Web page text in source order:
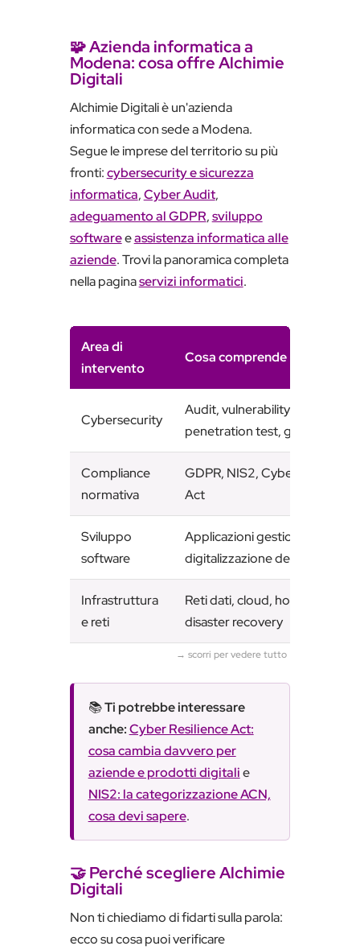
🧩 Azienda informatica a
Modena: cosa offre Alchimie
Digitali
Alchimie Digitali è un'azienda
informatica con sede a Modena.
Segue le imprese del territorio su più
fronti:cybersecurity e sicurezza
informatica,Cyber Audit,
adeguamento al GDPR,sviluppo
softwareeassistenza informatica alle
aziende. Trovi la panoramica completa
nella paginaservizi informatici.
Area di
intervento
Cosa comprende
Cybersecurity
Audit, vulnerability
penetration test, gestione
Compliance
normativa
GDPR, NIS2, Cyber Resilience
Act
Sviluppo
software
Applicazioni gestionali,
digitalizzazione dei processi
Infrastruttura
e reti
Reti dati, cloud, hosting/
disaster recovery
📚Ti potrebbe interessare
anche:Cyber Resilience Act:
cosa cambia davvero per
aziende e prodotti digitalie
NIS2: la categorizzazione ACN,
cosa devi sapere.
🤝 Perché scegliere Alchimie
Digitali
Non ti chiediamo di fidarti sulla parola:
ecco su cosa puoi verificare